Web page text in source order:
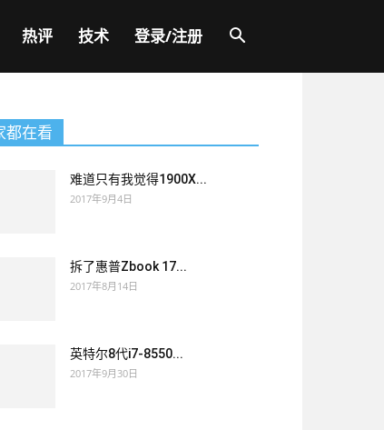
热评 技术 登录/注册
都在看
难道只有我觉得1900X...
2017年9月4日
拆了惠普Zbook 17...
2017年8月14日
英特尔8代i7-8550...
2017年9月30日